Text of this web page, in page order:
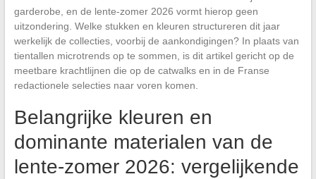
garderobe, en de lente-zomer 2026 vormt hierop geen
uitzondering. Welke stukken en kleuren structureren dit jaar
werkelijk de collecties, voorbij de aankondigingen? In plaats van
tientallen microtrends op te sommen, is dit artikel gericht op de
meetbare krachtlijnen die op de catwalks en in de Franse
redactionele selecties naar voren komen.
Belangrijke kleuren en
dominante materialen van de
lente-zomer 2026: vergelijkende